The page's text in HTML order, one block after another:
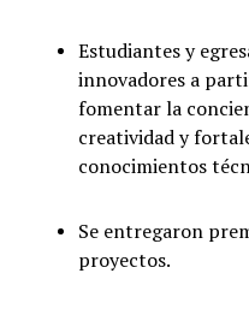
Estudiantes y
innovadores a
fomentar la
creatividad y
conocimientos
Se entregaron
proyectos.